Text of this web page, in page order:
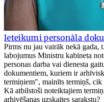
Ieteikumi personāla
Pirms nu jau vairāk nekā gada,
labojumus Ministru kabineta
personas darba vai dienesta
dokumentiem, kuriem ir
termiņiem", mainīts termiņš,
Kā atbilstoši noteiktajiem
arhivēšanas uzskaites sarakstu?